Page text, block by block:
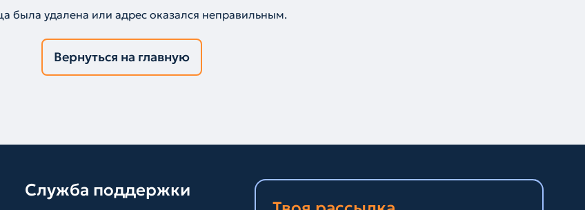
была удалена или адрес оказался неправильным.
Вернуться на главную
Служба поддержки